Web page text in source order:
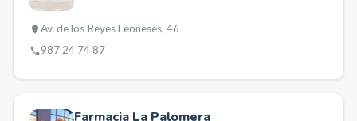
Av. de los Reyes Leoneses, 46
987 24 74 87
Farmacia La Palomera